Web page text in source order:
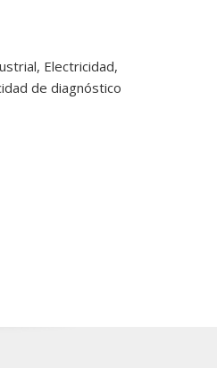
Electricidad,
de diagnóstico